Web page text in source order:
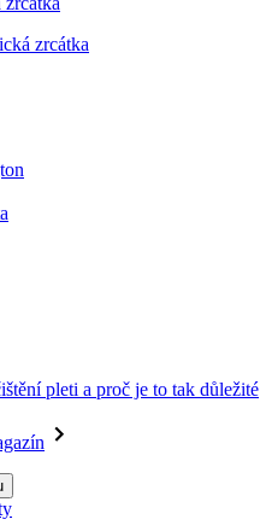
zrcátka
pleti a proč je to tak důležité